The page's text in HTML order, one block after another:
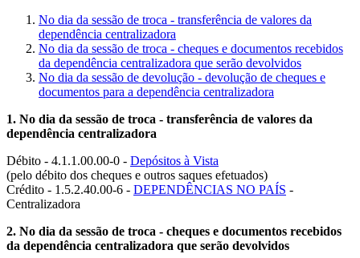
No dia da sessão de troca - transferência de valores da
dependência centralizadora
No dia da sessão de troca - cheques e documentos recebidos
da dependência centralizadora que serão devolvidos
No dia da sessão de devolução - devolução de cheques e
documentos para a dependência centralizadora
1. No dia da sessão de troca - transferência de valores da
dependência centralizadora
Débito - 4.1.1.00.00-0 - Depósitos à Vista
(pelo débito dos cheques e outros saques efetuados)
Crédito - 1.5.2.40.00-6 - DEPENDÊNCIAS NO PAÍS -
Centralizadora
2. No dia da sessão de troca - cheques e documentos recebidos
da dependência centralizadora que serão devolvidos